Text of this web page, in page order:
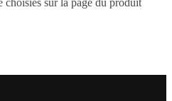
choisies sur la page du produit